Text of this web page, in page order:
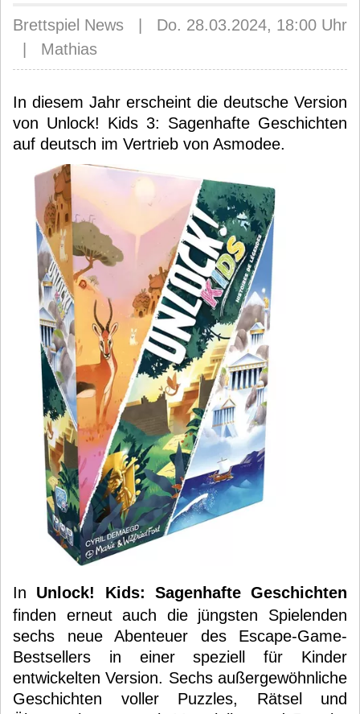
Brettspiel News | Do. 28.03.2024, 18:00 Uhr
| Mathias
In diesem Jahr erscheint die deutsche Version
von Unlock! Kids 3: Sagenhafte Geschichten
auf deutsch im Vertrieb von Asmodee.
In Unlock! Kids: Sagenhafte Geschichten
finden erneut auch die jüngsten Spielenden
sechs neue Abenteuer des Escape-Game-
Bestsellers in einer speziell für Kinder
entwickelten Version. Sechs außergewöhnliche
Geschichten voller Puzzles, Rätsel und